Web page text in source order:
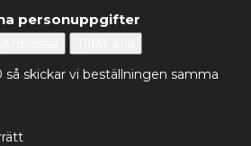
personuppgifter
så skickar vi beställningen samma